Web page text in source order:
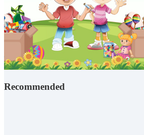
Recommended